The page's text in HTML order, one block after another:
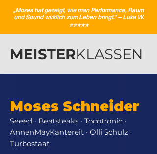
„Moses hat gezeigt, wie man Performance, Raum
und Sound wirklich zum Leben bringt.“ – Luka W.
⭐️⭐️⭐️⭐️⭐️
MEISTERKLASSEN
Moses Schneider
Seeed · Beatsteaks · Tocotronic ·
AnnenMayKantereit · Olli Schulz ·
Turbostaat